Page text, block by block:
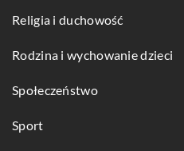
Religia i duchowość
Rodzina i wychowanie dzieci
Społeczeństwo
Sport